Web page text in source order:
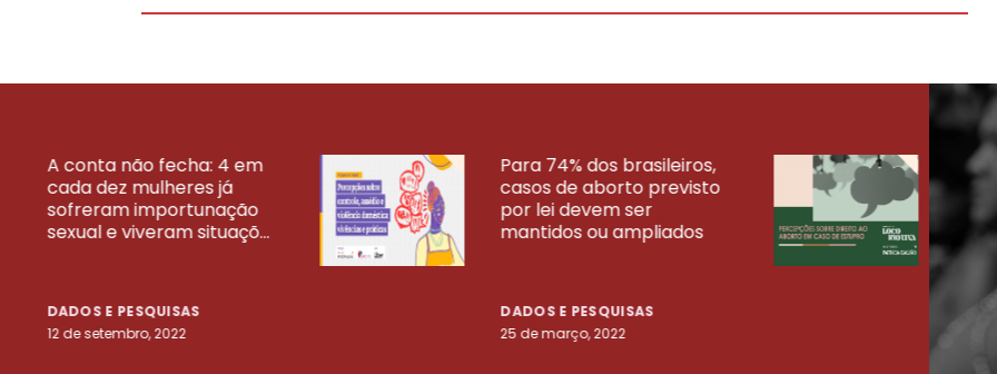
A conta não fecha: 4 em
cada dez mulheres já
sofreram importunação
sexual e viveram situaçõ...
DADOS E PESQUISAS
12 de setembro, 2022
Para 74% dos brasileiros,
casos de aborto previsto
por lei devem ser
mantidos ou ampliados
DADOS E PESQUISAS
25 de março, 2022
23
VEJA MAIS PESQUISAS